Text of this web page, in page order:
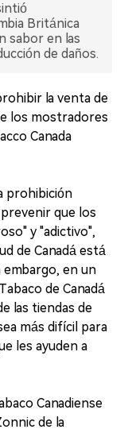
Británica
sabor en las
de daños.
la venta de
los mostradores
Canada
prohibición
que los
y "adictivo",
de Canadá está
embargo, en un
de Canadá
las tiendas de
más difícil para
les ayuden a
Canadiense
de la